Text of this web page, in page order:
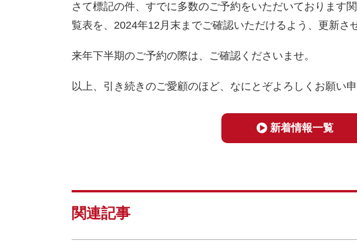
さて標記の件、すでに多数のご予約をいただいております
覧表を、2024年12月末までご確認いただけるよう、更新さ
来年下半期のご予約の際は、ご確認くださいませ。
以上、引き続きのご愛顧のほど、なにとぞよろしくお願い申
新着情報一覧
関連記事